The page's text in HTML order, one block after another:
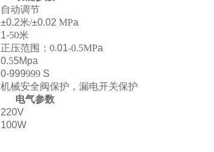
自动调节
±0.2米/±0.02 MPa
1-50米
正压范围： 0.01-0.5MPa
0.55Mpa
0-999999 S
机械安全阀保护， 漏电开关保护
电气参数
220V
100W